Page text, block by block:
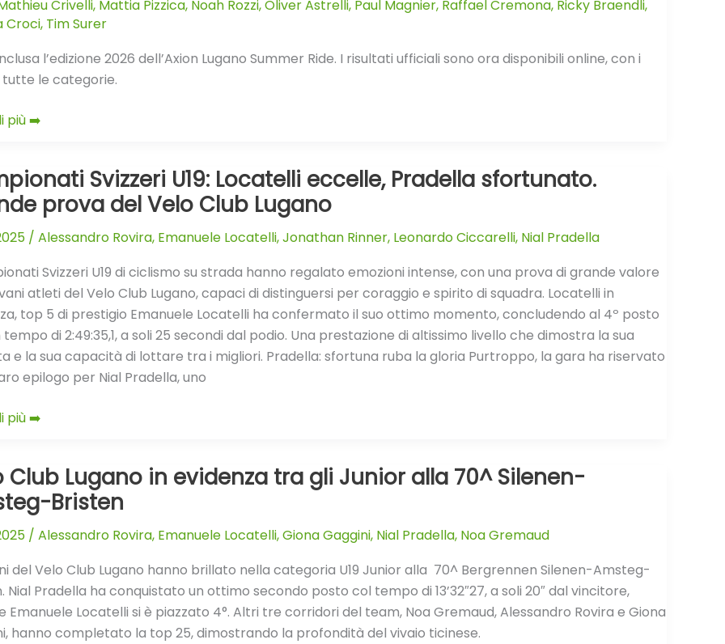
Crivelli, Mattia Pizzica, Noah Rozzi,Oliver Astrelli, Paul Magnier, Raffael Cremona, Ricky Braendli,
Croci, Tim Surer
l’edizione 2026 dell’Axion Lugano Summer Ride. I risultati ufficiali sono ora disponibili online, con i
tutte le categorie.
più ➡️
Svizzeri U19: Locatelli eccelle, Pradella sfortunato.
prova del Velo Club Lugano
/ Alessandro Rovira, Emanuele Locatelli,Jonathan Rinner, Leonardo Ciccarelli, Nial Pradella
Svizzeri U19 di ciclismo su strada hanno regalato emozioni intense, con una prova di grande valore
atleti del Velo Club Lugano, capaci di distinguersi per coraggio e spirito di squadra. Locatelli in
top 5 di prestigio Emanuele Locatelli ha confermato il suo ottimo momento, concludendo al 4º posto
di 2:49:35,1, a soli 25 secondi dal podio. Una prestazione di altissimo livello che dimostra la sua
e la sua capacità di lottare tra i migliori. Pradella: sfortuna ruba la gloria Purtroppo, la gara ha riservato
epilogo per Nial Pradella, uno
più ➡️
Club Lugano in evidenza tra gli Junior alla 70^ Silenen-
Bristen
/ Alessandro Rovira, Emanuele Locatelli,Giona Gaggini, Nial Pradella, Noa Gremaud
del Velo Club Lugano hanno brillato nella categoria U19 Junior alla 70^ Bergrennen Silenen-Amsteg-
Nial Pradella ha conquistato un ottimo secondo posto col tempo di 13’32″27, a soli 20″ dal vincitore,
Emanuele Locatelli si è piazzato 4°. Altri tre corridori del team, Noa Gremaud, Alessandro Rovira e Giona
hanno completato la top 25, dimostrando la profondità del vivaio ticinese.